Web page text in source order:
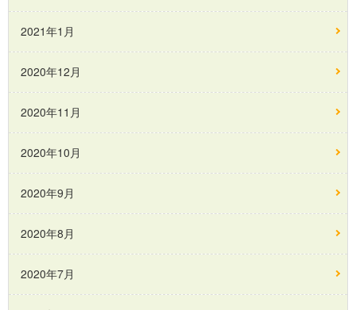
2021年1月
2020年12月
2020年11月
2020年10月
2020年9月
2020年8月
2020年7月